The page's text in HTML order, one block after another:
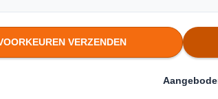
in deze uitdagingen. Wij
uitgevoerd van de Europese
en Belgische markten